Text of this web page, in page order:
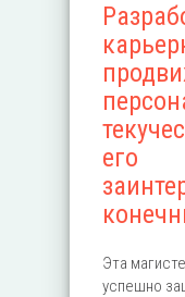
его
Эта
успешно